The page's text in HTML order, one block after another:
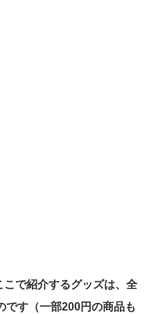
で紹介するグッズは、全
です（一部200円の商品も